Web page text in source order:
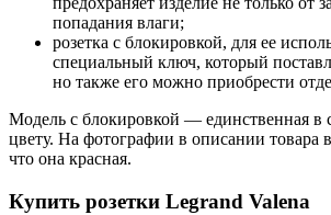
попадания влаги;
розетка с блокировкой, для ее
специальный ключ, который
но также его можно приобрести
Модель с блокировкой — единственная в
цвету. На фотографии в описании товара
что она красная.
Купить розетки Legrand Valena